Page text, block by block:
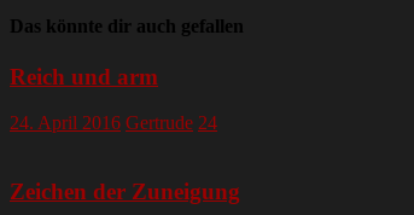
Das könnte dir auch gefallen
Reich und arm
24. April 2016 Gertrude 24
Zeichen der Zuneigung